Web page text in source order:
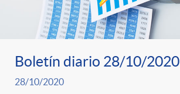
Boletín diario 28/10/2020
28/10/2020